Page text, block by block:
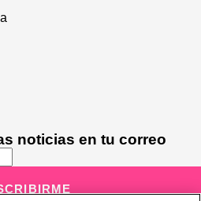
noticias en tu correo